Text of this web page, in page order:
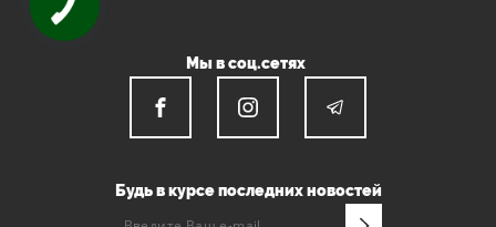
Мы в соц.сетях
Будь в курсе последних новостей